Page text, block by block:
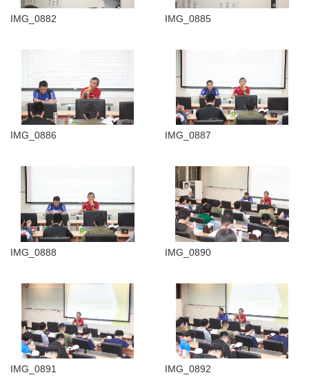
IMG_0882 IMG_0885
IMG_0886 IMG_0887
IMG_0888 IMG_0890
IMG_0891 IMG_0892